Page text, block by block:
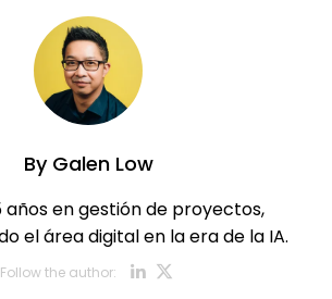
ByGalen Low
años en gestión de proyectos,
el área digital en la era de la IA.
Follow the author: Opens new